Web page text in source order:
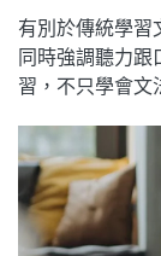
有別於傳統學習
同時強調聽力
習，不只學會文